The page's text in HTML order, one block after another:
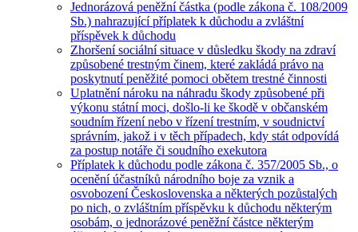
Jednorázová peněžní částka (podle zákona č. 108/2009
Sb.) nahrazující příplatek k důchodu a zvláštní
příspěvek k důchodu
Zhoršení sociální situace v důsledku škody na zdraví
způsobené trestným činem, které zakládá právo na
poskytnutí peněžité pomoci obětem trestné činnosti
Uplatnění nároku na náhradu škody způsobené při
výkonu státní moci, došlo-li ke škodě v občanském
soudním řízení nebo v řízení trestním, v soudnictví
správním, jakož i v těch případech, kdy stát odpovídá
za postup notáře či soudního exekutora
Příplatek k důchodu podle zákona č. 357/2005 Sb., o
ocenění účastníků národního boje za vznik a
osvobození Československa a některých pozůstalých
po nich, o zvláštním příspěvku k důchodu některým
osobám, o jednorázové peněžní částce některým